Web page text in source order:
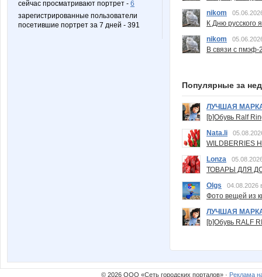
сейчас просматривают портрет - 6
зарегистрированные пользователи
посетившие портрет за 7 дней - 391
nikom
К Дню русского
nikom
В связи с пмэф-
Популярные за
ЛУЧШАЯ
[b]Обувь Ralf
Nata.li
Lonza
ТОВАРЫ ДЛЯ
Olgs
04.08.2026
Фото вещей из
ЛУЧШАЯ
[b]Обувь RALF
© 2026 ООО «Сеть городских порталов» · Реклама